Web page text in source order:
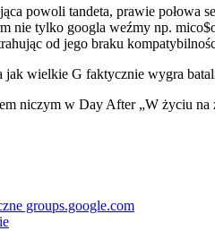
powoli tandeta, prawie połowa
nie tylko googla weźmy np.
od jego braku
jak wielkie G faktycznie wygra
niczym w Day After „W życiu
groups.google.com